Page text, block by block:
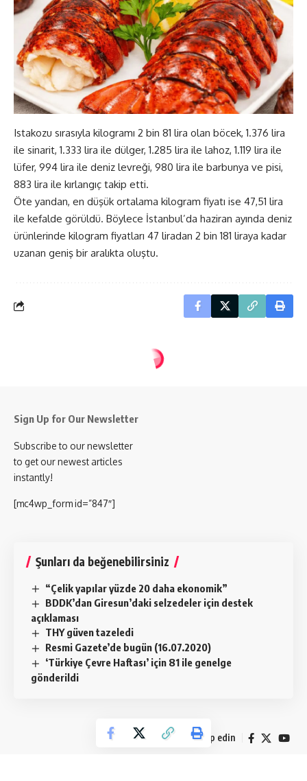
Istakozu sırasıyla kilogramı 2 bin 81 lira olan böcek, 1.376 lira
ile sinarit, 1.333 lira ile dülger, 1.285 lira ile lahoz, 1.119 lira ile
lüfer, 994 lira ile deniz levreği, 980 lira ile barbunya ve pisi,
883 lira ile kırlangıç takip etti.
Öte yandan, en düşük ortalama kilogram fiyatı ise 47,51 lira
ile kefalde görüldü. Böylece İstanbul’da haziran ayında deniz
ürünlerinde kilogram fiyatları 47 liradan 2 bin 181 liraya kadar
uzanan geniş bir aralıkta oluştu.
Sign Up for Our Newsletter
Subscribe to our newsletter
to get our newest articles
instantly!
[mc4wp_form id=”847″]
Şunları da beğenebilirsiniz
“Çelik yapılar yüzde 20 daha ekonomik”
BDDK’dan Giresun’daki selzedeler için destek
açıklaması
THY güven tazeledi
Resmi Gazete’de bugün (16.07.2020)
‘Türkiye Çevre Haftası’ için 81 ile genelge
gönderildi
Bizi takip edin